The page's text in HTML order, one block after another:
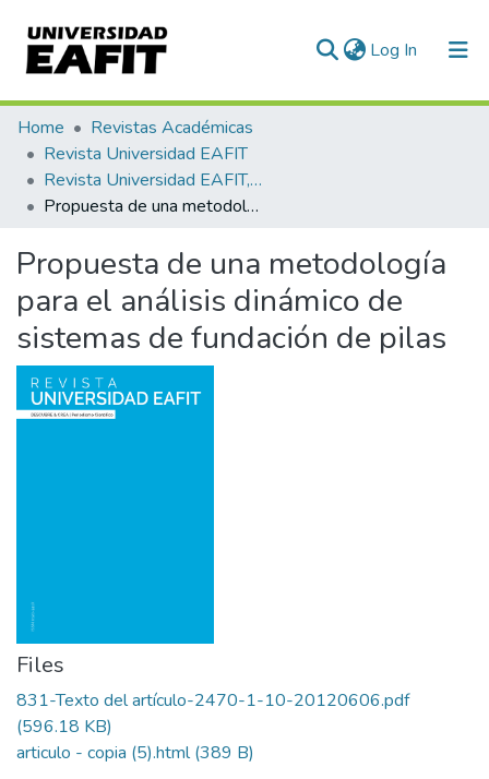
Log In (current)
Communities & Collections
All of DSpace
Statistics
Home
Revistas Académicas
Revista Universidad EAFIT
Revista Universidad EAFIT, Vol. 41, Núm. 139 (2005)
Propuesta de una metodología para el análisis dinámico de sistemas de fundación de pilas
Propuesta de una metodología
para el análisis dinámico de
sistemas de fundación de pilas
Files
831-Texto del artículo-2470-1-10-20120606.pdf
(596.18 KB)
articulo - copia (5).html(389 B)